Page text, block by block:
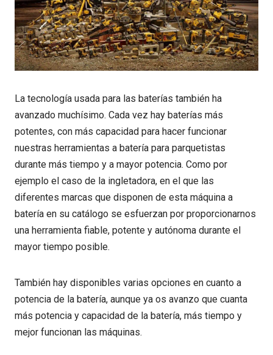
La tecnología usada para las baterías también ha
avanzado muchísimo. Cada vez hay baterías más
potentes, con más capacidad para hacer funcionar
nuestras herramientas a batería para parquetistas
durante más tiempo y a mayor potencia. Como por
ejemplo el caso de la ingletadora, en el que las
diferentes marcas que disponen de esta máquina a
batería en su catálogo se esfuerzan por proporcionarnos
una herramienta fiable, potente y autónoma durante el
mayor tiempo posible.
También hay disponibles varias opciones en cuanto a
potencia de la batería, aunque ya os avanzo que cuanta
más potencia y capacidad de la batería, más tiempo y
mejor funcionan las máquinas.